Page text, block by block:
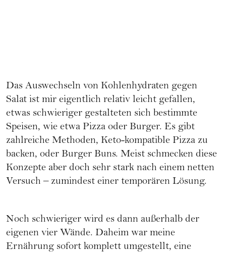
Das Auswechseln von Kohlenhydraten gegen
Salat ist mir eigentlich relativ leicht gefallen,
etwas schwieriger gestalteten sich bestimmte
Speisen, wie etwa Pizza oder Burger. Es gibt
zahlreiche Methoden, Keto-kompatible Pizza zu
backen, oder Burger Buns. Meist schmecken diese
Konzepte aber doch sehr stark nach einem netten
Versuch – zumindest einer temporären Lösung.
Noch schwieriger wird es dann außerhalb der
eigenen vier Wände. Daheim war meine
Ernährung sofort komplett umgestellt, eine